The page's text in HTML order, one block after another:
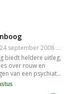
Nederlands | Paperback | 24 september 2008 | 223 pagina's | 9789063182885
biedt heldere uitleg,
over rouw en
van een psychiater
behandelt rouw bij
de rol van